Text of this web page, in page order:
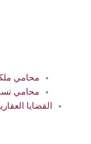
محامي
محامي
القضايا